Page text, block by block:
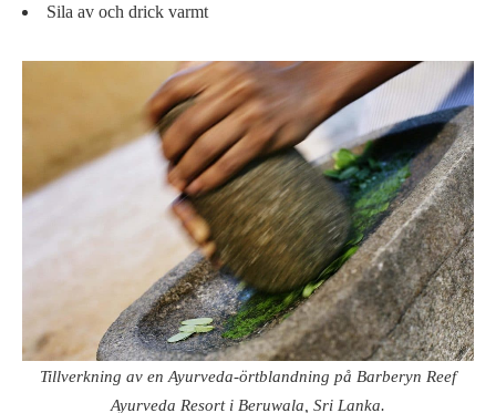
Sila av och drick varmt
Tillverkning av en Ayurveda-örtblandning på Barberyn Reef
Ayurveda Resort i Beruwala, Sri Lanka.